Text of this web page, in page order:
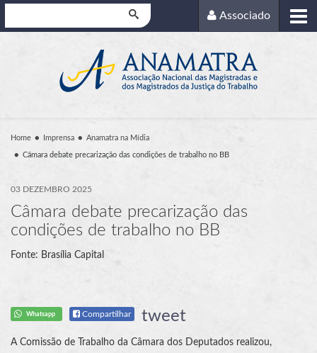
Associado
Home Imprensa Anamatra na Mídia
Câmara debate precarização das condições de trabalho no BB
03 DEZEMBRO 2025
Câmara debate precarização das
condições de trabalho no BB
Fonte: Brasília Capital
Whatsapp Compartilhar tweet
A Comissão de Trabalho da Câmara dos Deputados realizou,